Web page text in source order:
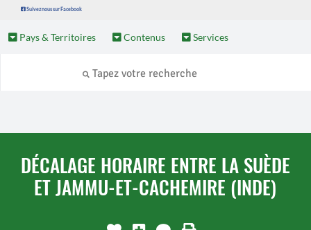
Suivez nous sur Facebook
Pays & Territoires Contenus Services
DÉCALAGE HORAIRE ENTRE LA SUÈDE
ET JAMMU-ET-CACHEMIRE (INDE)